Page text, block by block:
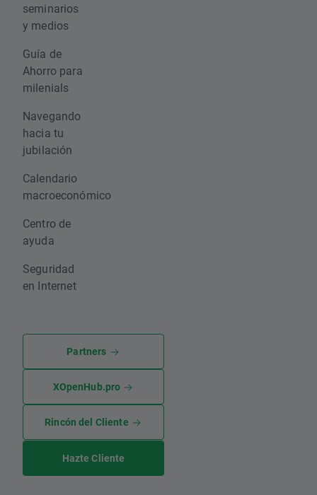
seminarios
y medios
Guía de
Ahorro para
milenials
Navegando
hacia tu
jubilación
Calendario
macroeconómico
Centro de
ayuda
Seguridad
en Internet
Partners
XOpenHub.pro
Rincón del Cliente
Hazte Cliente